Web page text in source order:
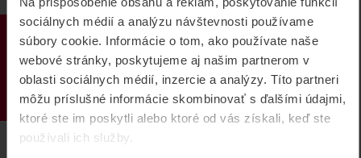
sociálnych médií a analýzu návštevnosti používame
súbory cookie. Informácie o tom, ako používate naše
webové stránky, poskytujeme aj našim partnerom v
oblasti sociálnych médií, inzercie a analýzy. Títo partneri
môžu príslušné informácie skombinovať s ďalšími údajmi,
ktoré ste im poskytli alebo ktoré od vás získali, keď ste
používali ich služby.
PRODUKTYCOMUNELLO AC 240 Snímač indukčnej
sľučky pre rampy
Snímač indukčnej sľučky pre rampové systémy.